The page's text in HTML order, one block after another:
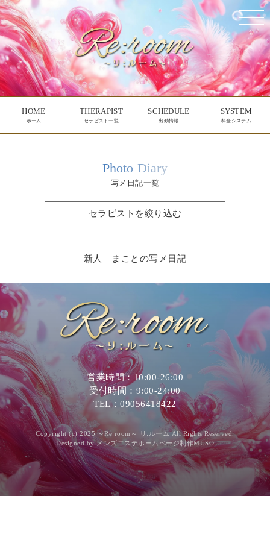
HOME
ホーム
THERAPIST
セラピスト一覧
SCHEDULE
出勤情報
SYSTEM
料金システム
Photo Diary
写メ日記一覧
セラピストを絞り込む
新人 まことの写メ日記
営業時間：10:00-26:00
受付時間：9:00-24:00
TEL：09056418422
Copyright (c) 2025 ～Re:room～ リ:ルーム All Rights Reserved.
Designed byメンズエステホームページ制作MUSO